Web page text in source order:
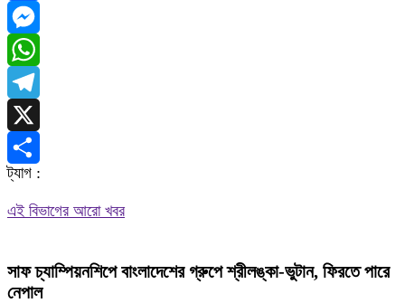
Facebook
Messenger
WhatsApp
Telegram
X
Share
ট্যাগ :
এই বিভাগের আরো খবর
সাফ চ্যাম্পিয়নশিপে বাংলাদেশের গ্রুপে শ্রীলঙ্কা-ভুটান, ফিরতে পারে
নেপাল